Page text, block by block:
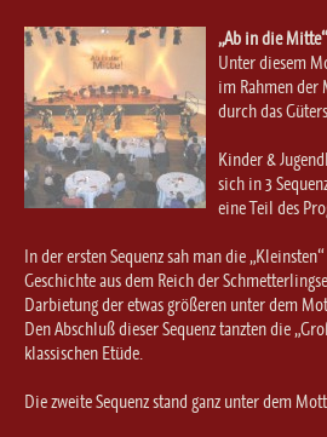
Modern / Jazz / Contemporary
Steptanz
Urban Dance
„Ab in die
Unter diesem
im Rahmen der
durch das
Kinder &
sich in 3
eine Teil des
In der ersten Sequenz sah man die
Geschichte aus dem Reich der
Darbietung der etwas größeren unter dem
Den Abschluß dieser Sequenz tanzten die
klassischen Etüde.
Die zweite Sequenz stand ganz unter dem